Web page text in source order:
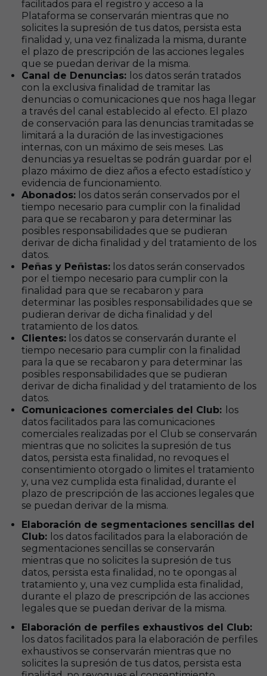
facilitados para el registro y acceso a la
Plataforma se conservarán mientras que no
solicites la supresión de tus datos, persista esta
finalidad y, una vez finalizada la misma, durante
el plazo de prescripción de las acciones legales
que se puedan derivar de la misma.
Canal de Denuncias: los datos serán tratados
con la exclusiva finalidad de tramitar las
denuncias o comunicaciones que nos haga llegar
a través del canal establecido al efecto. El plazo
de conservación para las denuncias tramitadas se
limitará a la duración de las investigaciones
internas, con un máximo de seis meses. Las
denuncias ya resueltas se podrán guardar por el
plazo máximo de diez años a efecto estadístico y
evidencia de funcionamiento.
Abonados: los datos serán conservados por el
tiempo necesario para cumplir con la finalidad
para que se recabaron y para determinar las
posibles responsabilidades que se pudieran
derivar de dicha finalidad y del tratamiento de los
datos.
Peñas y Peñistas: los datos serán conservados
por el tiempo necesario para cumplir con la
finalidad para que se recabaron y para
determinar las posibles responsabilidades que se
pudieran derivar de dicha finalidad y del
tratamiento de los datos.
Clientes: los datos se conservarán durante el
tiempo necesario para cumplir con la finalidad
para la que se recabaron y para determinar las
posibles responsabilidades que se pudieran
derivar de dicha finalidad y del tratamiento de los
datos.
Comunicaciones comerciales del Club: los
datos facilitados para las comunicaciones
comerciales realizadas por el Club se conservarán
mientras que no solicites la supresión de tus
datos, persista esta finalidad, no revoques el
consentimiento otorgado o limites el tratamiento
y, una vez cumplida esta finalidad, durante el
plazo de prescripción de las acciones legales que
se puedan derivar de la misma.
Elaboración de segmentaciones sencillas del
Club: los datos facilitados para la elaboración de
segmentaciones sencillas se conservarán
mientras que no solicites la supresión de tus
datos, persista esta finalidad, no te opongas al
tratamiento y, una vez cumplida esta finalidad,
durante el plazo de prescripción de las acciones
legales que se puedan derivar de la misma.
Elaboración de perfiles exhaustivos del Club:
los datos facilitados para la elaboración de perfiles
exhaustivos se conservarán mientras que no
solicites la supresión de tus datos, persista esta